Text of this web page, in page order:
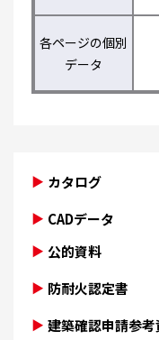
各ページの個別
データ
カタログ
CADデータ
公的資料
防耐火認定書
建築確認申請参考